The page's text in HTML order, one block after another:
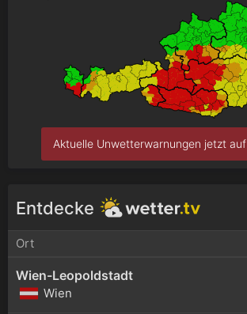
Aktuelle Unwetterwarnungen jetzt auf
Entdecke
Ort
Wien-Leopoldstadt
Wien